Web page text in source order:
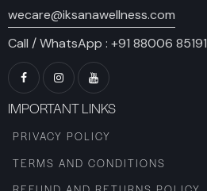
wecare@iksanawellness.com
Call / WhatsApp : +91 88006 85191
IMPORTANT LINKS
PRIVACY POLICY
TERMS AND CONDITIONS